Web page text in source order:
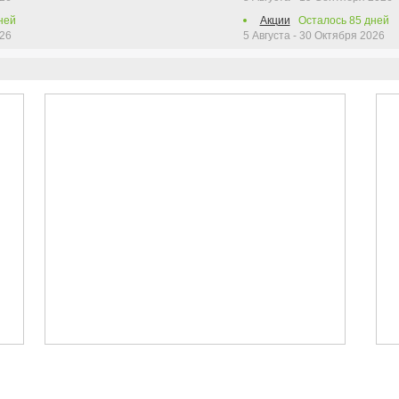
Акции
Осталось 85 дней
5 Августа - 30 Октября 2026